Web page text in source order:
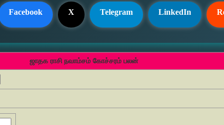
Facebook X Telegram LinkedIn
ஜாதக ராசி நவாம்சம் கோச்சரம் பலன்